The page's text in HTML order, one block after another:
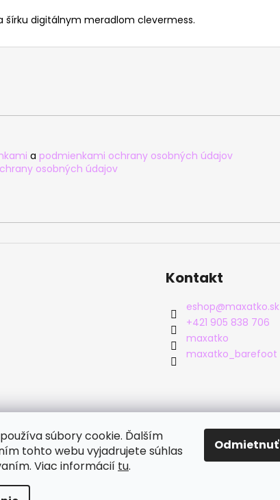
súbory cookie. Ďalším
tohto webu vyjadrujete súhlas
Viac informácií tu.
Odmietnuť
šírku digitálnym meradlom clevermess.
a podmienkami ochrany osobných údajov
osobných údajov
Kontakt
eshop@maxatko.sk
+421 905 838 706
maxatko
maxatko_barefoot
Upraviť nastavenie cookies